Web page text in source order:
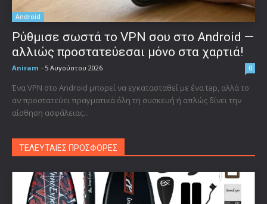
Android
Ρύθμισε σωστά το VPN σου στο Android —
αλλιώς προστατεύεσαι μόνο στα χαρτιά!
Aniram - 5 Αυγούστου 2026 0
Ένα VPN στο Android μπορεί να εγκατασταθεί με ένα tap, αλλά το
αν προστατεύει πραγματικά όλη τη συσκευή ή απλώς δίνει την
αίσθηση ασφάλειας...
ΤΕΛΕΥΤΑΙΕΣ ΠΡΟΣΦΟΡΕΣ